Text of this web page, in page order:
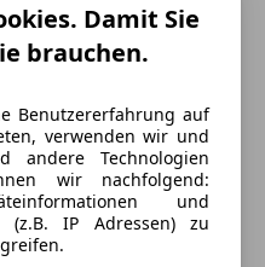
Euro 6d
Diesel
Damit Sie
brauchen.
Benutzererfahrung auf
verwenden wir und
andere Technologien
wir nachfolgend:
und
(z.B. IP Adressen) zu